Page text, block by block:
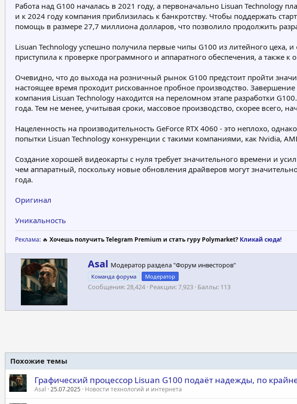
Работа над G100 началась в 2021 году, а первоначально Lisuan Technology
и к 2024 году компания приблизилась к банкротству. Чтобы поддержать
помощь в размере 27,7 миллиона долларов, что позволило продолжить
Lisuan Technology успешно получила первые чипы G100 из литейного цеха,
приступила к проверке программного и аппаратного обеспечения, а также к
Очевидно, что до выхода на розничный рынок G100 предстоит пройти
настоящее время проходит рискованное пробное производство.
компания Lisuan Technology находится на переломном этапе разработки
года. Тем не менее, учитывая сроки, массовое производство, скорее всего,
Нацеленность на производительность GeForce RTX 4060 - это неплохо,
попытки Lisuan Technology конкуренции с такими компаниями, как Nvidia,
Создание хорошей видеокарты с нуля требует значительного времени и
чем аппаратный, поскольку новые обновления драйверов могут
года.
Оригинал
Уникальность
Реклама: 🔥 Хочешь получить Telegram Premium и стать гуру Polymarket? Кликай сюда!
А
в
т
о
Asal Модератор раздела "Форум инвесторов"
Команда форума Модератор
Сообщения 28,424 Реакции 7,923 Баллы 113
Похожие темы
Графический процессор Lisuan G100 подаёт надежды, по
Asal 25.07.2025 Новости технологий и интернета